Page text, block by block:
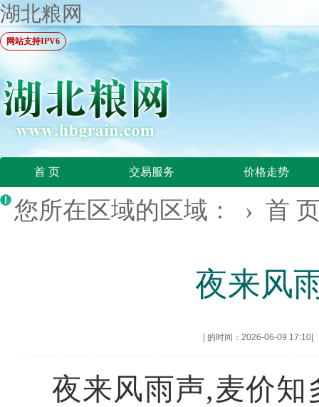
湖北粮网
网站支持IPV6
首 页 交易服务 价格走势
您所在区域的区域： › 首
夜来风
的时间：2026-06-09 17:10
夜来风雨声,麦价知